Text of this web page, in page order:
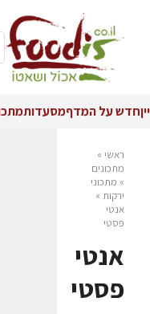
ייןחדש על המדףמסעדות
ראשי »
מתכונים
» מתכוני
ירקות »
אנטי
פסטי
אנטי
פסטי